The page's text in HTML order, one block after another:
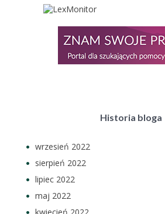
Historia bloga
wrzesień 2022
sierpień 2022
lipiec 2022
maj 2022